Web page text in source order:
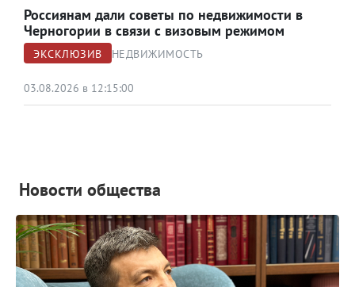
Россиянам дали советы по недвижимости в
Черногории в связи с визовым режимом
ЭКСКЛЮЗИВ НЕДВИЖИМОСТЬ
03.08.2026 в 12:15:00
Новости общества